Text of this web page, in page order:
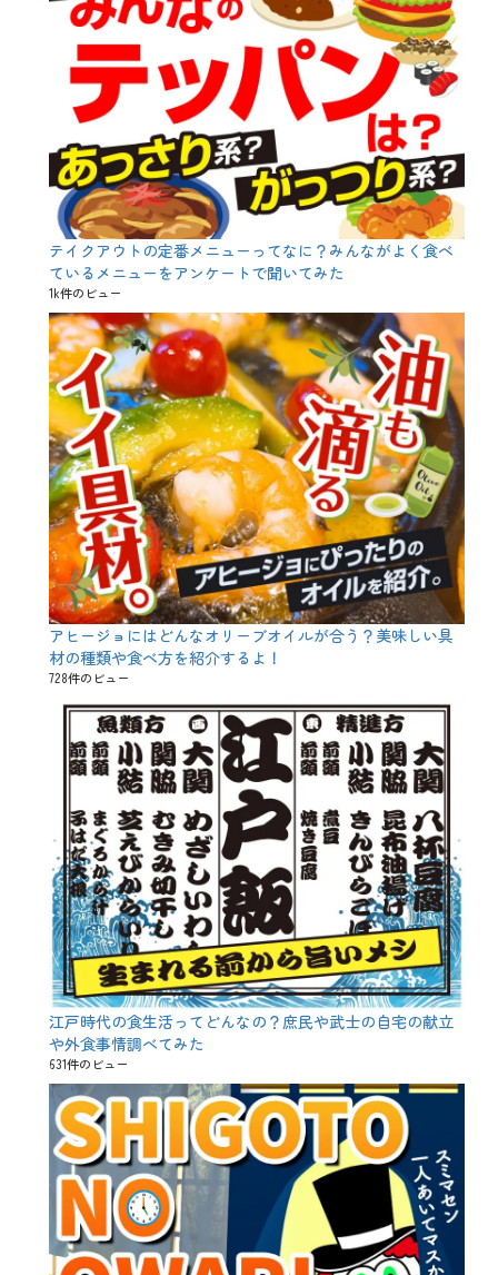
テイクアウトの定番メニューってなに？みんながよく食べ
ているメニューをアンケートで聞いてみた
1k件のビュー
アヒージョにはどんなオリーブオイルが合う？美味しい具
材の種類や食べ方を紹介するよ！
728件のビュー
江戸時代の食生活ってどんなの？庶民や武士の自宅の献立
や外食事情調べてみた
631件のビュー